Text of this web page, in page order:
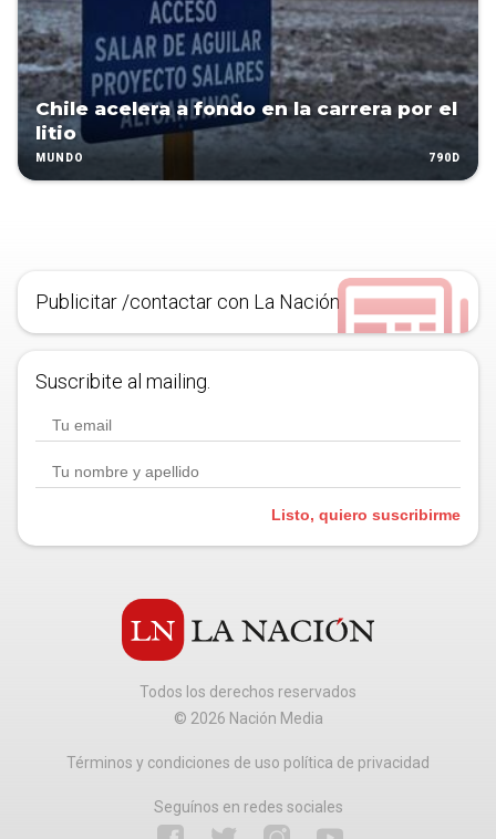
Chile acelera a fondo en la carrera por el
litio
MUNDO 790D
Publicitar /contactar con La Nación
Suscribite al mailing.
Listo, quiero suscribirme
Todos los derechos reservados
© 2026 Nación Media
Términos y condiciones de uso política de privacidad
Seguínos en redes sociales